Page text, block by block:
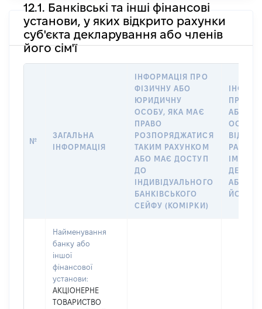
12.1. Банківські та інші фінансові
установи, у яких відкрито рахунки
суб'єкта декларування або членів
його сім'ї
№
ЗАГАЛЬНА
ІНФОРМАЦІЯ
ІНФОРМАЦІЯ ПРО
ФІЗИЧНУ АБО
ЮРИДИЧНУ
ОСОБУ, ЯКА МАЄ
ПРАВО
РОЗПОРЯДЖАТИСЯ
ТАКИМ РАХУНКОМ
АБО МАЄ ДОСТУП
ДО
ІНДИВІДУАЛЬНОГО
БАНКІВСЬКОГО
СЕЙФУ (КОМІРКИ)
ПРО
АБО
ОСОБУ,
ІМ’Я
АБО
ЙОГО
Найменування
банку або
іншої
фінансової
установи:
АКЦІОНЕРНЕ
ТОВАРИСТВО